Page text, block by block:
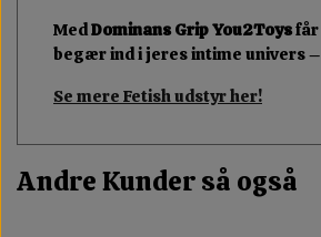
MedDominans Grip You2Toysfår
begær ind i jeres intime univers
Se mere Fetish udstyr her!
Andre Kunder så også